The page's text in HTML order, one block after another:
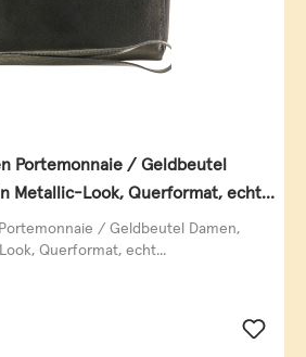
Portemonnaie / Geldbeutel
Metallic-Look, Querformat, echt
/ Geldbeutel Damen,
Querformat, echt...